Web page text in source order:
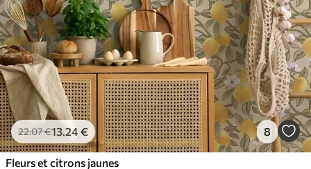
22.07€13.24€ 8
Fleurs et citrons jaunes